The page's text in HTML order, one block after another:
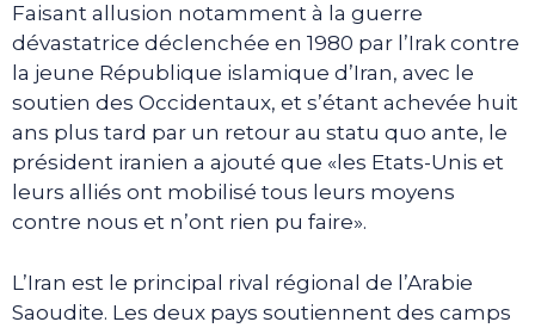
Faisant allusion notamment à la guerre
dévastatrice déclenchée en 1980 par l’Irak contre
la jeune République islamique d’Iran, avec le
soutien des Occidentaux, et s’étant achevée huit
ans plus tard par un retour au statu quo ante, le
président iranien a ajouté que «les Etats-Unis et
leurs alliés ont mobilisé tous leurs moyens
contre nous et n’ont rien pu faire».
L’Iran est le principal rival régional de l’Arabie
Saoudite. Les deux pays soutiennent des camps